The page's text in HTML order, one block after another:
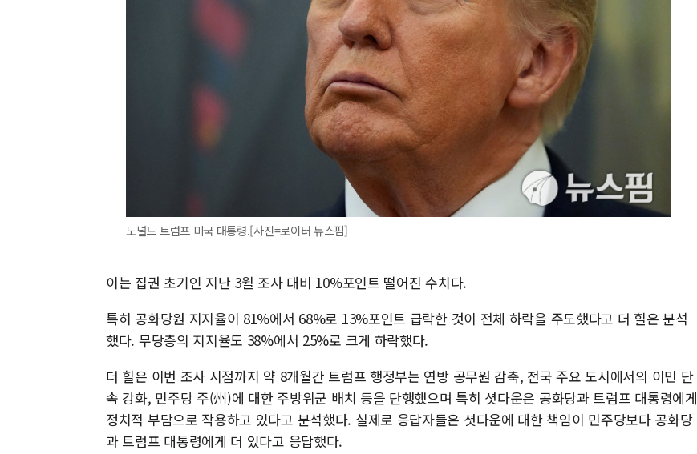
도널드 트럼프 미국 대통령.[사진=로이터 뉴스핌]
이는 집권 초기인 지난 3월 조사 대비 10%포인트 떨어진 수치다.
특히 공화당원 지지율이 81%에서 68%로 13%포인트 급락한 것이 전체 하락을 주도했다고 더 힐은 분석
했다. 무당층의 지지율도 38%에서 25%로 크게 하락했다.
더 힐은 이번 조사 시점까지 약 8개월간 트럼프 행정부는 연방 공무원 감축, 전국 주요 도시에서의 이민 단
속 강화, 민주당 주(州)에 대한 주방위군 배치 등을 단행했으며 특히 셧다운은 공화당과 트럼프 대통령에게
정치적 부담으로 작용하고 있다고 분석했다. 실제로 응답자들은 셧다운에 대한 책임이 민주당보다 공화당
과 트럼프 대통령에게 더 있다고 응답했다.